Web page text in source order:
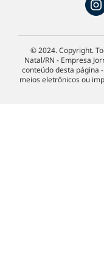
© 2024. Copyright.
Natal/RN - Empresa
conteúdo desta página
meios eletrônicos ou